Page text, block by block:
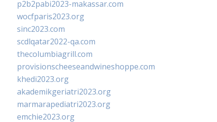
p2b2pabi2023-makassar.com
wocfparis2023.org
sinc2023.com
scdlqatar2022-qa.com
thecolumbiagrill.com
provisionscheeseandwineshoppe.com
khedi2023.org
akademikgeriatri2023.org
marmarapediatri2023.org
emchie2023.org